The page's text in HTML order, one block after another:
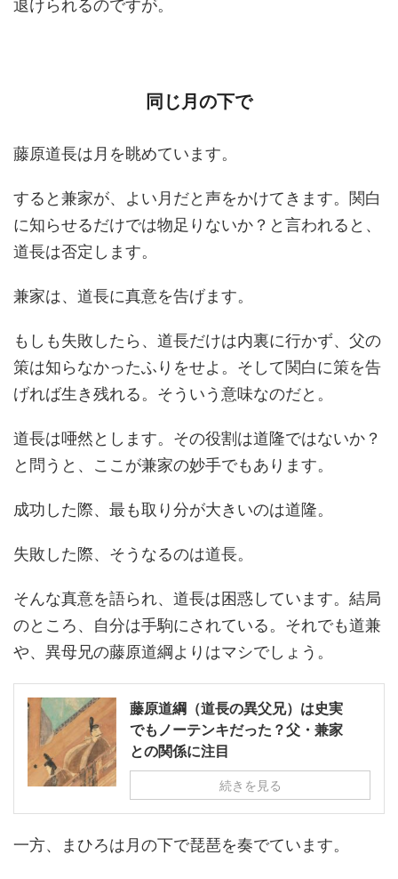
退けられるのですが。
同じ月の下で
藤原道長は月を眺めています。
すると兼家が、よい月だと声をかけてきます。関白
に知らせるだけでは物足りないか？と言われると、
道長は否定します。
兼家は、道長に真意を告げます。
もしも失敗したら、道長だけは内裏に行かず、父の
策は知らなかったふりをせよ。そして関白に策を告
げれば生き残れる。そういう意味なのだと。
道長は唖然とします。その役割は道隆ではないか？
と問うと、ここが兼家の妙手でもあります。
成功した際、最も取り分が大きいのは道隆。
失敗した際、そうなるのは道長。
そんな真意を語られ、道長は困惑しています。結局
のところ、自分は手駒にされている。それでも道兼
や、異母兄の藤原道綱よりはマシでしょう。
藤原道綱（道長の異父兄）は史実
でもノーテンキだった？父・兼家
との関係に注目
続きを見る
一方、まひろは月の下で琵琶を奏でています。